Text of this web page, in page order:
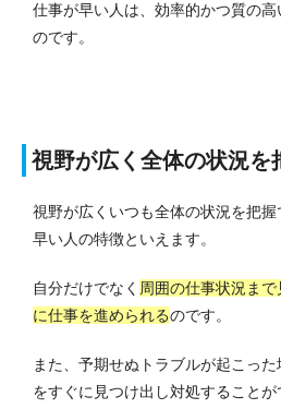
仕事が早い人は、効率的かつ質の
のです。
視野が広く全体の状況を
視野が広くいつも全体の状況を把
早い人の特徴といえます。
自分だけでなく 周囲の仕事状況ま
に仕事を進められるのです。
また、予期せぬトラブルが起こっ
をすぐに見つけ出し対処することが